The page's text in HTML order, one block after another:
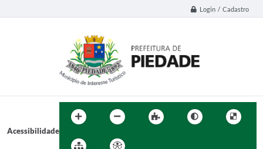
Login / Cadastro
Acessibilidade